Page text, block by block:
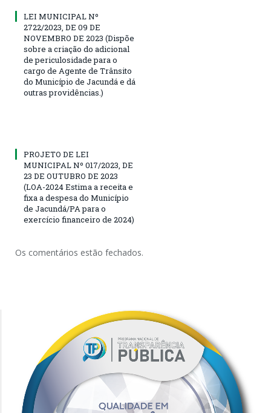
LEI MUNICIPAL Nº
2722/2023, DE 09 DE
NOVEMBRO DE 2023 (Dispõe
sobre a criação do adicional
de periculosidade para o
cargo de Agente de Trânsito
do Município de Jacundá e dá
outras providências.)
PROJETO DE LEI
MUNICIPAL Nº 017/2023, DE
23 DE OUTUBRO DE 2023
(LOA-2024 Estima a receita e
fixa a despesa do Município
de Jacundá/PA para o
exercício financeiro de 2024)
Os comentários estão fechados.